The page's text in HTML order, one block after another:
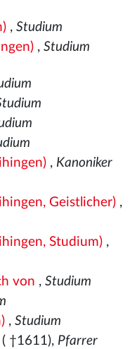
, Studium
, Studium
, Kanoniker
Geistlicher),
Studium),
von , Studium
, Studium
†1611), Pfarrer